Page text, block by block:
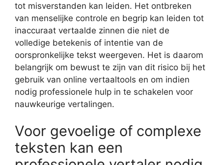
tot misverstanden kan leiden. Het ontbreken
van menselijke controle en begrip kan leiden tot
inaccuraat vertaalde zinnen die niet de
volledige betekenis of intentie van de
oorspronkelijke tekst weergeven. Het is daarom
belangrijk om bewust te zijn van dit risico bij het
gebruik van online vertaaltools en om indien
nodig professionele hulp in te schakelen voor
nauwkeurige vertalingen.
Voor gevoelige of complexe
teksten kan een